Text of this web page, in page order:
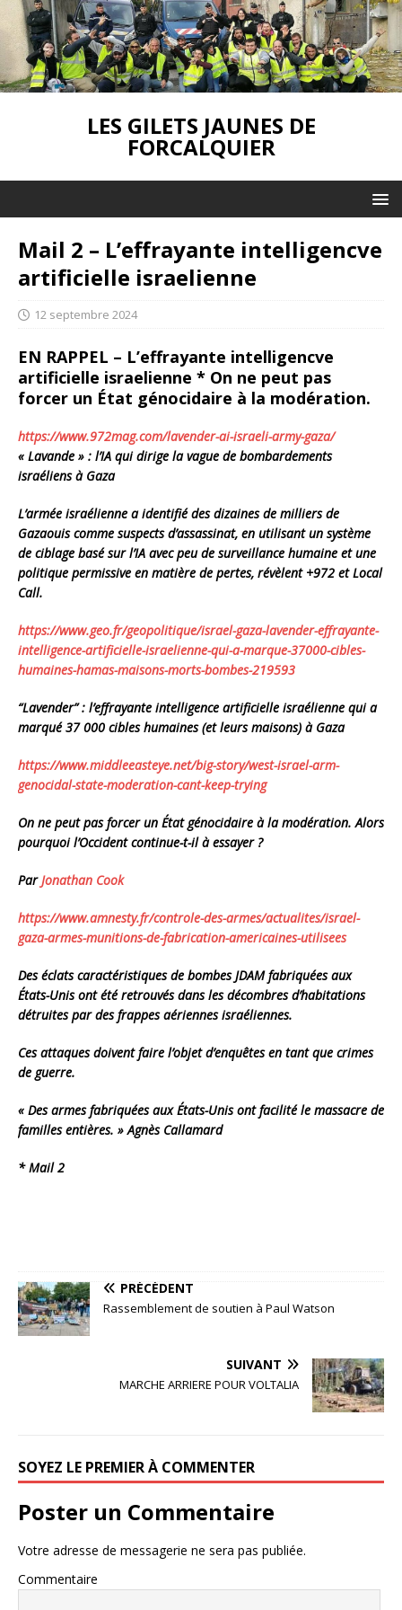
LES GILETS JAUNES DE
FORCALQUIER
Mail 2 – L’effrayante intelligencve
artificielle israelienne
12 septembre 2024
EN RAPPEL – L’effrayante intelligencve
artificielle israelienne * On ne peut pas
forcer un État génocidaire à la modération.
https://www.972mag.com/lavender-ai-israeli-army-gaza/
« Lavande » : l’IA qui dirige la vague de bombardements
israéliens à Gaza
L’armée israélienne a identifié des dizaines de milliers de
Gazaouis comme suspects d’assassinat, en utilisant un système
de ciblage basé sur l’IA avec peu de surveillance humaine et une
politique permissive en matière de pertes, révèlent +972 et Local
Call.
https://www.geo.fr/geopolitique/israel-gaza-lavender-effrayante-
intelligence-artificielle-israelienne-qui-a-marque-37000-cibles-
humaines-hamas-maisons-morts-bombes-219593
“Lavender” : l’effrayante intelligence artificielle israélienne qui a
marqué 37 000 cibles humaines (et leurs maisons) à Gaza
https://www.middleeasteye.net/big-story/west-israel-arm-
genocidal-state-moderation-cant-keep-trying
On ne peut pas forcer un État génocidaire à la modération. Alors
pourquoi l’Occident continue-t-il à essayer ?
ParJonathan Cook
https://www.amnesty.fr/controle-des-armes/actualites/israel-
gaza-armes-munitions-de-fabrication-americaines-utilisees
Des éclats caractéristiques de bombes JDAM fabriquées aux
États-Unis ont été retrouvés dans les décombres d’habitations
détruites par des frappes aériennes israéliennes.
Ces attaques doivent faire l’objet d’enquêtes en tant que crimes
de guerre.
« Des armes fabriquées aux États-Unis ont facilité le massacre de
familles entières. » Agnès Callamard
* Mail 2
PRÉCÉDENT
Rassemblement de soutien à Paul Watson
SUIVANT
MARCHE ARRIERE POUR VOLTALIA
SOYEZ LE PREMIER À COMMENTER
Poster un Commentaire
Votre adresse de messagerie ne sera pas publiée.
Commentaire